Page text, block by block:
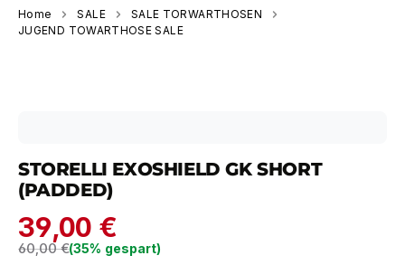
Home SALE
SALE TORWARTHOSEN
JUGEND TOWARTHOSE SALE
STORELLI EXOSHIELD GK SHORT
(PADDED)
39,00 €
Regulärer Preis:
60,00 €(35% gespart)